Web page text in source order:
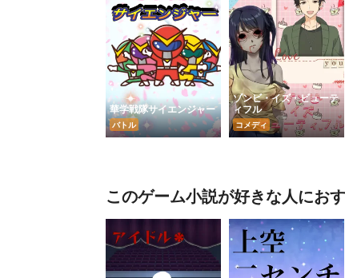
華学戦隊サイエンジャー
バトル
ゾンビ・イズ・ビューテ
ィフル
コメディ
このゲーム小説が好きな人にお